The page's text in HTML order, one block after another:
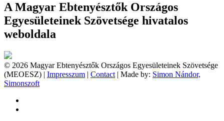
A Magyar Ebtenyésztők Országos
Egyesületeinek Szövetsége hivatalos
weboldala
© 2026 Magyar Ebtenyésztők Országos Egyesületeinek Szövetsége
(MEOESZ) | Impresszum | Contact | Made by: Simon Nándor,
Simonszoft